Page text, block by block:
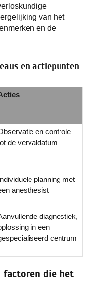
van het
en de
en actiepunten
en controle
de vervaldatum
planning met
anesthesist
diagnostiek,
in een
centrum
factoren die het